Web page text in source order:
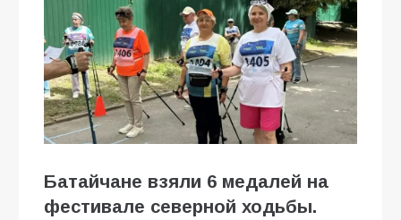
Батайчане взяли 6 медалей на
фестивале северной ходьбы.